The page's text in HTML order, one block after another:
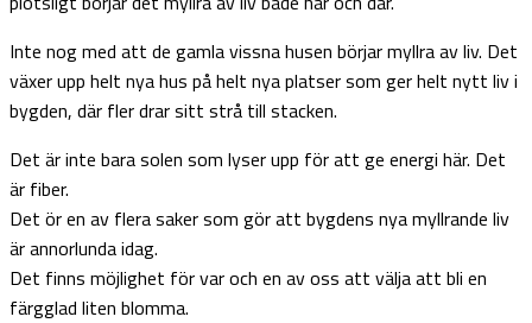
Inte nog med att de gamla vissna husen börjar myllra av liv. Det
växer upp helt nya hus på helt nya platser som ger helt nytt liv i
bygden, där fler drar sitt strå till stacken.
Det är inte bara solen som lyser upp för att ge energi här. Det
är fiber.
Det ör en av flera saker som gör att bygdens nya myllrande liv
är annorlunda idag.
Det finns möjlighet för var och en av oss att välja att bli en
färgglad liten blomma.